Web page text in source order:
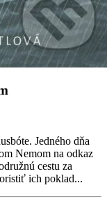
Jedného dňa
Nemom na odkaz
cestu za
ich poklad...